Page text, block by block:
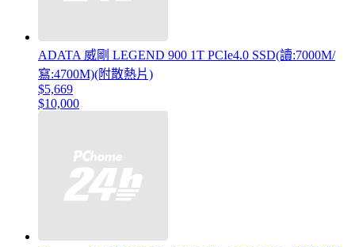
ADATA 威剛 LEGEND 900 1T PCIe4.0 SSD(讀:7000M/
寫:4700M)(附散熱片)
$5,669
$10,000